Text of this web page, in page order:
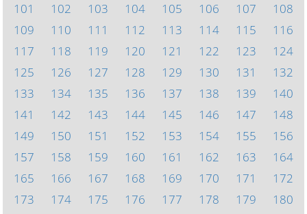
101
102 103 104 105 106 107
108
109
110 111 112 113 114 115
116
117
118 119 120 121 122 123
124
125
126 127 128 129 130 131
132
133
134 135 136 137 138 139
140
141
142 143 144 145 146 147
148
149
150 151 152 153 154 155
156
157
158 159 160 161 162 163
164
165
166 167 168 169 170 171
172
173
174 175 176 177 178 179
180